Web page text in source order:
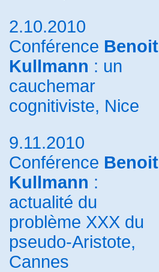
2.10.2010
Conférence Benoit
Kullmann : un
cauchemar
cognitiviste, Nice
9.11.2010
Conférence Benoit
Kullmann :
actualité du
problème XXX du
pseudo-Aristote,
Cannes